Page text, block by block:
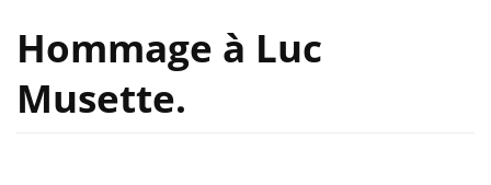
Hommage à Luc
Musette.